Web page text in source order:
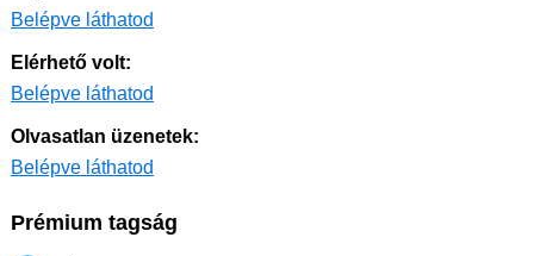
Belépve láthatod
Elérhető volt:
Belépve láthatod
Olvasatlan üzenetek:
Belépve láthatod
Prémium tagság